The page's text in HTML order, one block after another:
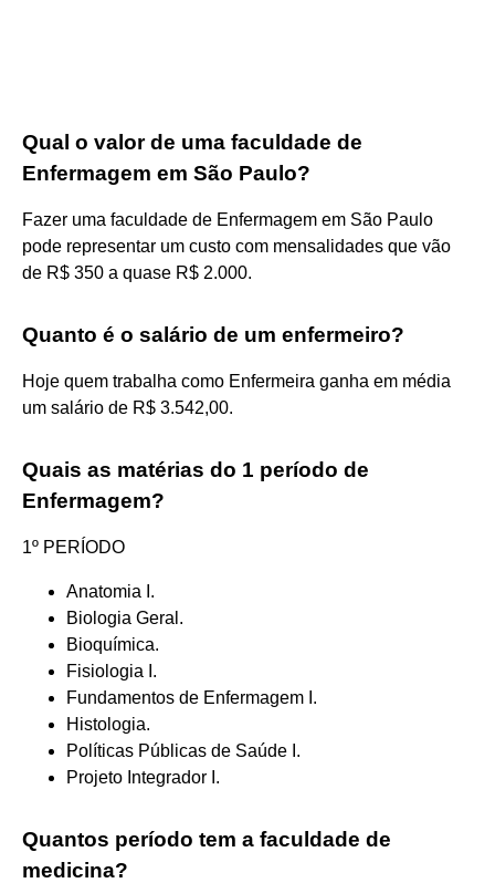
Qual o valor de uma faculdade de
Enfermagem em São Paulo?
Fazer uma faculdade de Enfermagem em São Paulo
pode representar um custo com mensalidades que vão
de R$ 350 a quase R$ 2.000.
Quanto é o salário de um enfermeiro?
Hoje quem trabalha como Enfermeira ganha em média
um salário de R$ 3.542,00.
Quais as matérias do 1 período de
Enfermagem?
1º PERÍODO
Anatomia I.
Biologia Geral.
Bioquímica.
Fisiologia I.
Fundamentos de Enfermagem I.
Histologia.
Políticas Públicas de Saúde I.
Projeto Integrador I.
Quantos período tem a faculdade de
medicina?